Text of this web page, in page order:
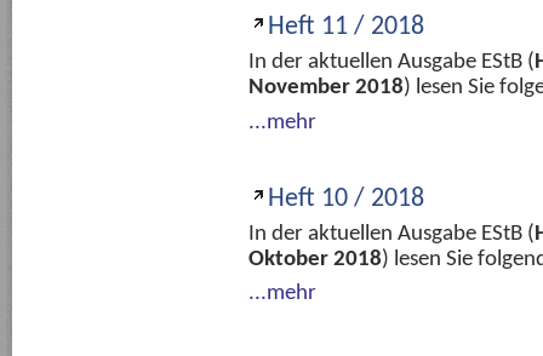
Heft 11 / 2018
In der aktuellen Ausgabe EStB (
November 2018) lesen Sie
...mehr
Heft 10 / 2018
In der aktuellen Ausgabe EStB (
Oktober 2018) lesen Sie
...mehr